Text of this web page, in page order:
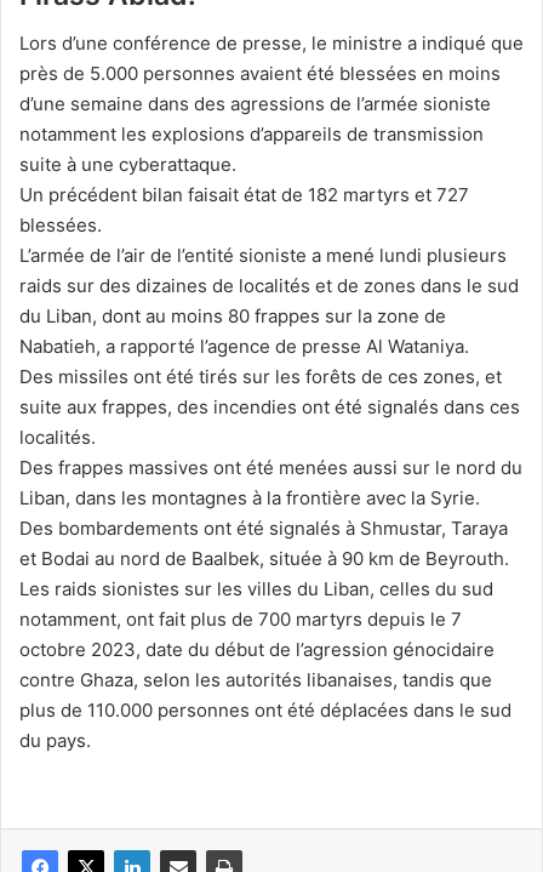
Lors d’une conférence de presse, le ministre a indiqué que
près de 5.000 personnes avaient été blessées en moins
d’une semaine dans des agressions de l’armée sioniste
notamment les explosions d’appareils de transmission
suite à une cyberattaque.
Un précédent bilan faisait état de 182 martyrs et 727
blessées.
L’armée de l’air de l’entité sioniste a mené lundi plusieurs
raids sur des dizaines de localités et de zones dans le sud
du Liban, dont au moins 80 frappes sur la zone de
Nabatieh, a rapporté l’agence de presse Al Wataniya.
Des missiles ont été tirés sur les forêts de ces zones, et
suite aux frappes, des incendies ont été signalés dans ces
localités.
Des frappes massives ont été menées aussi sur le nord du
Liban, dans les montagnes à la frontière avec la Syrie.
Des bombardements ont été signalés à Shmustar, Taraya
et Bodai au nord de Baalbek, située à 90 km de Beyrouth.
Les raids sionistes sur les villes du Liban, celles du sud
notamment, ont fait plus de 700 martyrs depuis le 7
octobre 2023, date du début de l’agression génocidaire
contre Ghaza, selon les autorités libanaises, tandis que
plus de 110.000 personnes ont été déplacées dans le sud
du pays.